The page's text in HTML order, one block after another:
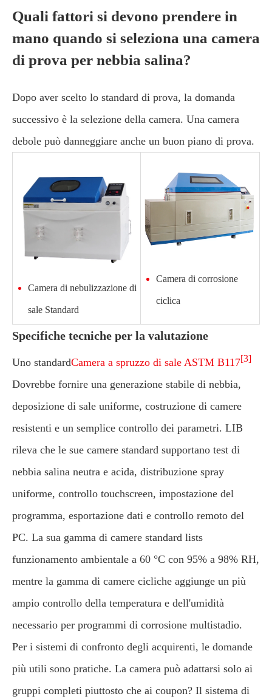
Quali fattori si devono prendere in
mano quando si seleziona una camera
di prova per nebbia salina?
Dopo aver scelto lo standard di prova, la domanda
successivo è la selezione della camera. Una camera
debole può danneggiare anche un buon piano di prova.
Camera di nebulizzazione di
sale Standard
Camera di corrosione
ciclica
Specifiche tecniche per la valutazione
Uno standardCamera a spruzzo di sale ASTM B117[3]
Dovrebbe fornire una generazione stabile di nebbia,
deposizione di sale uniforme, costruzione di camere
resistenti e un semplice controllo dei parametri. LIB
rileva che le sue camere standard supportano test di
nebbia salina neutra e acida, distribuzione spray
uniforme, controllo touchscreen, impostazione del
programma, esportazione dati e controllo remoto del
PC. La sua gamma di camere standard lists
funzionamento ambientale a 60 °C con 95% a 98% RH,
mentre la gamma di camere cicliche aggiunge un più
ampio controllo della temperatura e dell'umidità
necessario per programmi di corrosione multistadio.
Per i sistemi di confronto degli acquirenti, le domande
più utili sono pratiche. La camera può adattarsi solo ai
gruppi completi piuttosto che ai coupon? Il sistema di